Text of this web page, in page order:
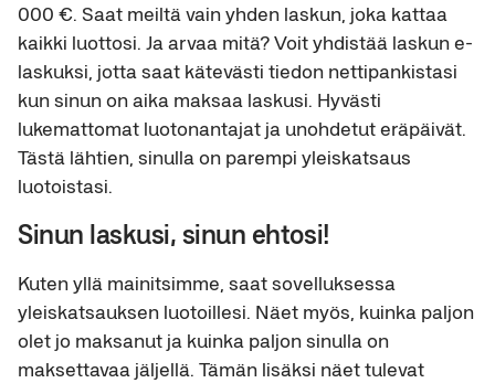
000 €. Saat meiltä vain yhden laskun, joka kattaa
kaikki luottosi. Ja arvaa mitä? Voit yhdistää laskun e-
laskuksi, jotta saat kätevästi tiedon nettipankistasi
kun sinun on aika maksaa laskusi. Hyvästi
lukemattomat luotonantajat ja unohdetut eräpäivät.
Tästä lähtien, sinulla on parempi yleiskatsaus
luotoistasi.
Sinun laskusi, sinun ehtosi!
Kuten yllä mainitsimme, saat sovelluksessa
yleiskatsauksen luotoillesi. Näet myös, kuinka paljon
olet jo maksanut ja kuinka paljon sinulla on
maksettavaa jäljellä. Tämän lisäksi näet tulevat